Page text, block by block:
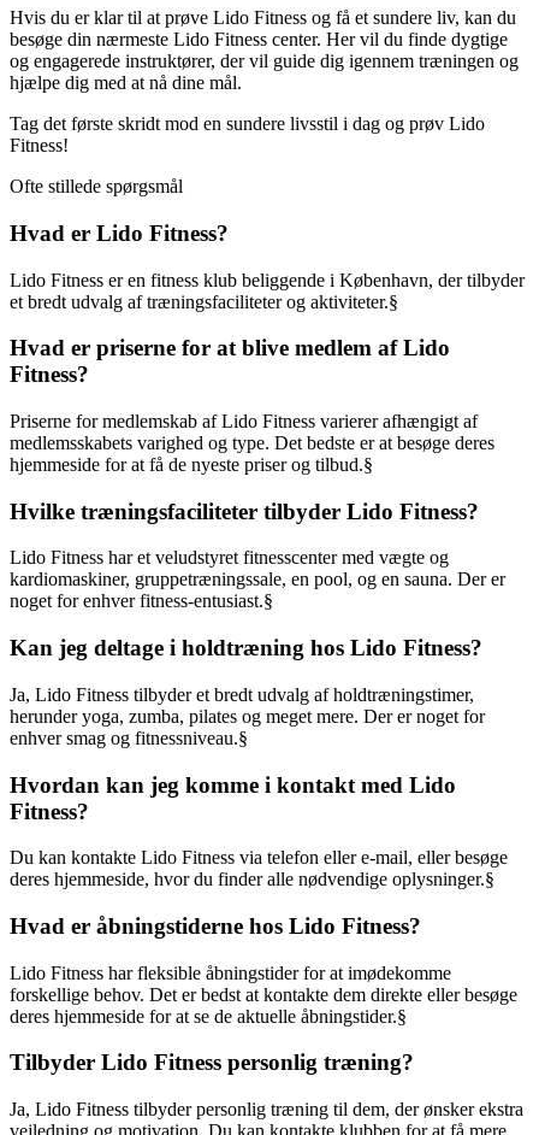
Hvis du er klar til at prøve Lido Fitness og få et sundere liv, kan du
besøge din nærmeste Lido Fitness center. Her vil du finde dygtige
og engagerede instruktører, der vil guide dig igennem træningen og
hjælpe dig med at nå dine mål.
Tag det første skridt mod en sundere livsstil i dag og prøv Lido
Fitness!
Ofte stillede spørgsmål
Hvad er Lido Fitness?
Lido Fitness er en fitness klub beliggende i København, der tilbyder
et bredt udvalg af træningsfaciliteter og aktiviteter.§
Hvad er priserne for at blive medlem af Lido
Fitness?
Priserne for medlemskab af Lido Fitness varierer afhængigt af
medlemsskabets varighed og type. Det bedste er at besøge deres
hjemmeside for at få de nyeste priser og tilbud.§
Hvilke træningsfaciliteter tilbyder Lido Fitness?
Lido Fitness har et veludstyret fitnesscenter med vægte og
kardiomaskiner, gruppetræningssale, en pool, og en sauna. Der er
noget for enhver fitness-entusiast.§
Kan jeg deltage i holdtræning hos Lido Fitness?
Ja, Lido Fitness tilbyder et bredt udvalg af holdtræningstimer,
herunder yoga, zumba, pilates og meget mere. Der er noget for
enhver smag og fitnessniveau.§
Hvordan kan jeg komme i kontakt med Lido
Fitness?
Du kan kontakte Lido Fitness via telefon eller e-mail, eller besøge
deres hjemmeside, hvor du finder alle nødvendige oplysninger.§
Hvad er åbningstiderne hos Lido Fitness?
Lido Fitness har fleksible åbningstider for at imødekomme
forskellige behov. Det er bedst at kontakte dem direkte eller besøge
deres hjemmeside for at se de aktuelle åbningstider.§
Tilbyder Lido Fitness personlig træning?
Ja, Lido Fitness tilbyder personlig træning til dem, der ønsker ekstra